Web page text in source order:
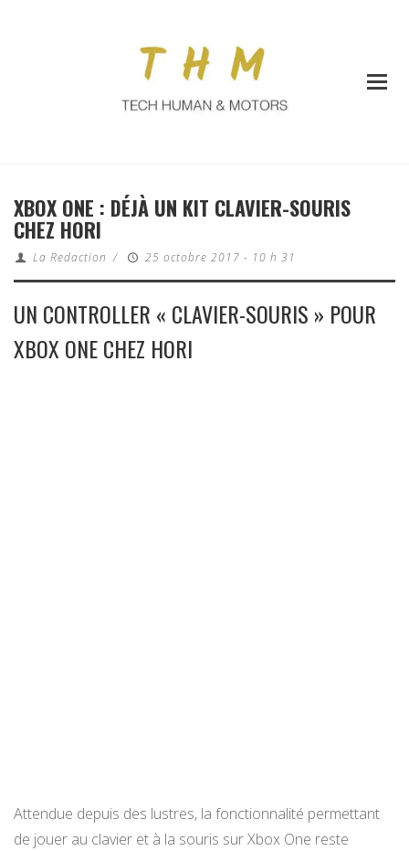
XBOX ONE : DÉJÀ UN KIT CLAVIER-SOURIS
CHEZ HORI
La Redaction / 25 octobre 2017 - 10 h 31
UN CONTROLLER « CLAVIER-SOURIS » POUR
XBOX ONE CHEZ HORI
Attendue depuis des lustres, la fonctionnalité permettant
de jouer au clavier et à la souris sur Xbox One reste